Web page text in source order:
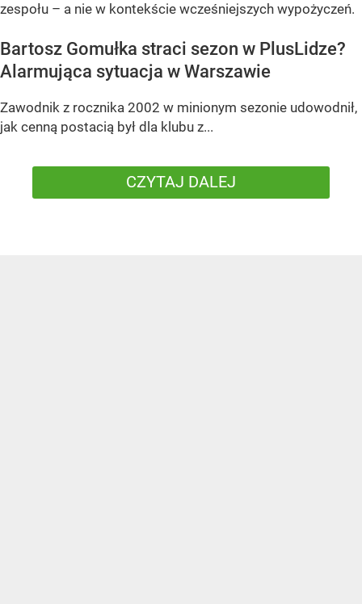
zespołu – a nie w kontekście wcześniejszych wypożyczeń.
Bartosz Gomułka straci sezon w PlusLidze?
Alarmująca sytuacja w Warszawie
Zawodnik z rocznika 2002 w minionym sezonie udowodnił,
jak cenną postacią był dla klubu z...
CZYTAJ DALEJ